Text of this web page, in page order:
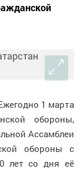
1 марта
обороны,
Ассамблеи
обороны с
лет со дня её